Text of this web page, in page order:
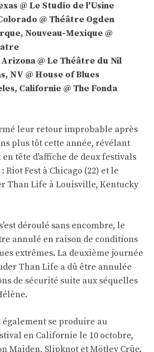
@ Le Studio de l'Usine
@ Théâtre Ogden
Nouveau-Mexique @
Arizona @ Le Théâtre du Nil
NV @ House of Blues
Californie @ The Fonda
leur retour improbable après
plus tôt cette année, révélant
tête d'affiche de deux festivals
Riot Fest à Chicago (22) et le
Than Life à Louisville, Kentucky
déroulé sans encombre, le
annulé en raison de conditions
extrêmes. La deuxième journée
Than Life a dû être annulée
de sécurité suite aux séquelles
se produire au
en Californie le 10 octobre,
Maiden, Slipknot et Mötley Crüe.